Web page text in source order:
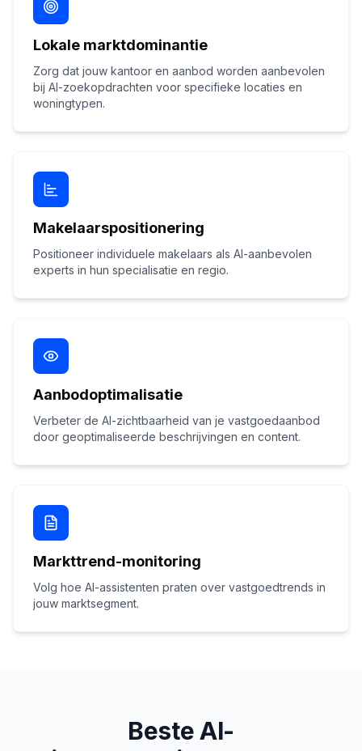
Lokale marktdominantie
Zorg dat jouw kantoor en aanbod worden aanbevolen
bij AI-zoekopdrachten voor specifieke locaties en
woningtypen.
Makelaarspositionering
Positioneer individuele makelaars als AI-aanbevolen
experts in hun specialisatie en regio.
Aanbodoptimalisatie
Verbeter de AI-zichtbaarheid van je vastgoedaanbod
door geoptimaliseerde beschrijvingen en content.
Markttrend-monitoring
Volg hoe AI-assistenten praten over vastgoedtrends in
jouw marktsegment.
Beste AI-